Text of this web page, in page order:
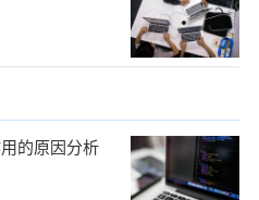
的原因分析